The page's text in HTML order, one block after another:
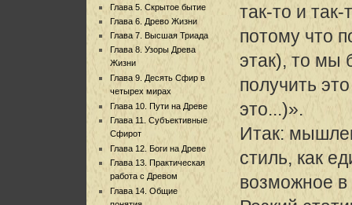
Глава 5. Скрытое бытие
Глава 6. Древо Жизни
Глава 7. Высшая Триада
Глава 8. Узоры Древа
Жизни
Глава 9. Десять Сфир в
четырех мирах
Глава 10. Пути на Древе
Глава 11. Субъективные
Сфирот
Глава 12. Боги на Древе
Глава 13. Практическая
работа с Древом
Глава 14. Общие
так-то и так-
потому что
этак), то мы
получить
это...)».
Итак:
стиль, как
возможное